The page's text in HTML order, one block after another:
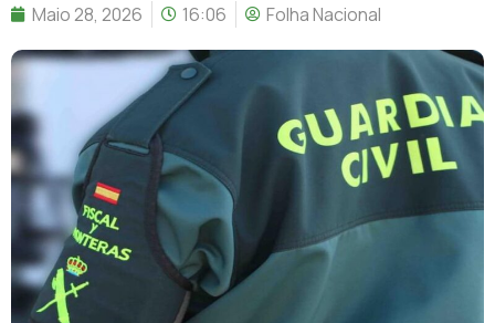
Maio 28, 2026 16:06 Folha Nacional